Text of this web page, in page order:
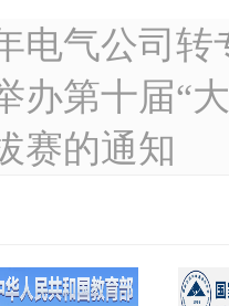
电气公司
办第十届“
赛的通知